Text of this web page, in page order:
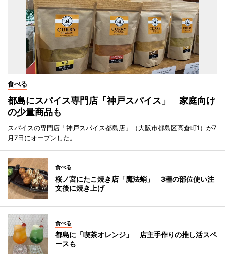
食べる
都島にスパイス専門店「神戸スパイス」 家庭向け
の少量商品も
スパイスの専門店「神戸スパイス都島店」（大阪市都島区高倉町1）が7
月7日にオープンした。
食べる
桜ノ宮にたこ焼き店「魔法蛸」 3種の部位使い注
文後に焼き上げ
食べる
都島に「喫茶オレンジ」 店主手作りの推し活スペ
ースも